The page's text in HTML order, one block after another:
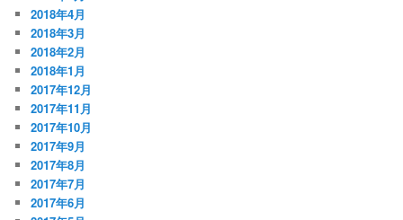
2018年4月
2018年3月
2018年2月
2018年1月
2017年12月
2017年11月
2017年10月
2017年9月
2017年8月
2017年7月
2017年6月